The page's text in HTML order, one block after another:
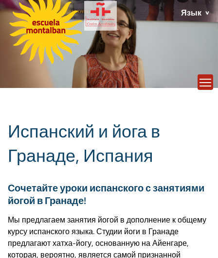
Язык
Испанский и йога в
Гранаде, Испания
Сочетайте уроки испанского с занятиями
йогой в Гранаде!
Мы предлагаем занятия йогой в дополнение к общему
курсу испанского языка. Студии йоги в Гранаде
предлагают хатха-йогу, основанную на Айенгаре,
которая, вероятно, является самой признанной